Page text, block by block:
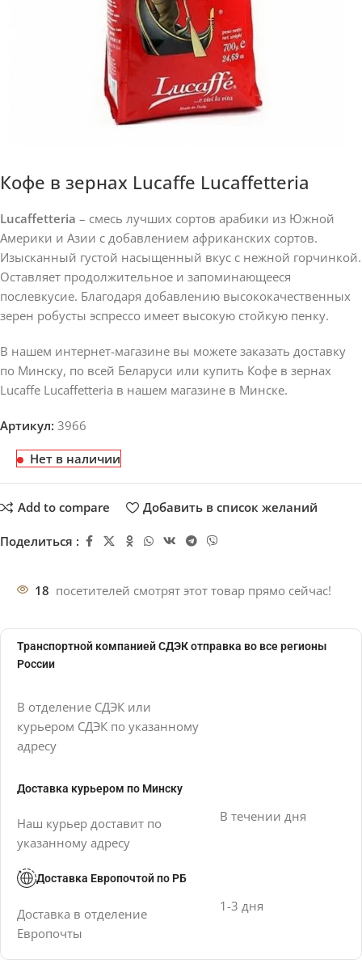
Кофе в зернах Lucaffe Lucaffetteria
Lucaffetteria – смесь лучших сортов арабики из Южной
Америки и Азии с добавлением африканских сортов.
Изысканный густой насыщенный вкус с нежной горчинкой.
Оставляет продолжительное и запоминающееся
послевкусие. Благодаря добавлению высококачественных
зерен робусты эспрессо имеет высокую стойкую пенку.
В нашем интернет-магазине вы можете заказать доставку
по Минску, по всей Беларуси или купить Кофе в зернах
Lucaffe Lucaffetteria в нашем магазине в Минске.
Артикул: 3966
Нет в наличии
Add to compare Добавить в список желаний
Поделиться :
18 посетителей смотрят этот товар прямо сейчас!
Транспортной компанией СДЭК отправка во все регионы
России
В отделение СДЭК или
курьером СДЭК по указанному
адресу
Доставка курьером по Минску
Наш курьер доставит по
указанному адресу
В течении дня
Доставка Европочтой по РБ
Доставка в отделение
Европочты
1-3 дня